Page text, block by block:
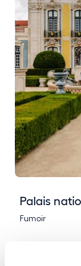
Palais
Fumoir